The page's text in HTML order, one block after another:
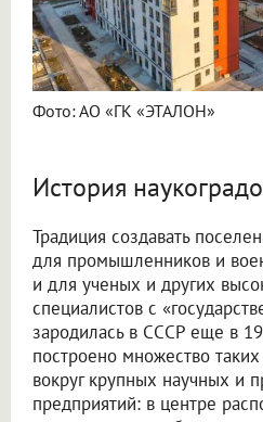
Фото: АО «ГК «ЭТАЛОН»
История
Традиция создавать
для промышленников и
и для ученых и других
специалистов с
зародилась в СССР еще в
построено множество
вокруг крупных научных и
предприятий: в центре